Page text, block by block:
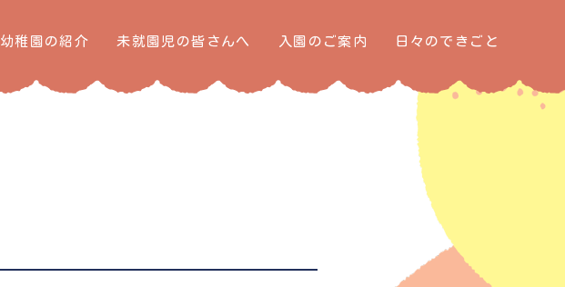
幼稚園の紹介 未就園児の皆さんへ 入園のご案内 日々のできごと